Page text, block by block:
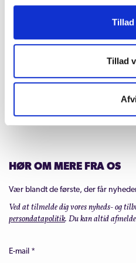
Tillad
Tillad
symfoni@odense.dk
HØR OM MERE FRA OS
Vær blandt de første, der får
Ved at tilmelde dig vores nyheds- og
persondatapolitik. Du kan altid
E-mail *